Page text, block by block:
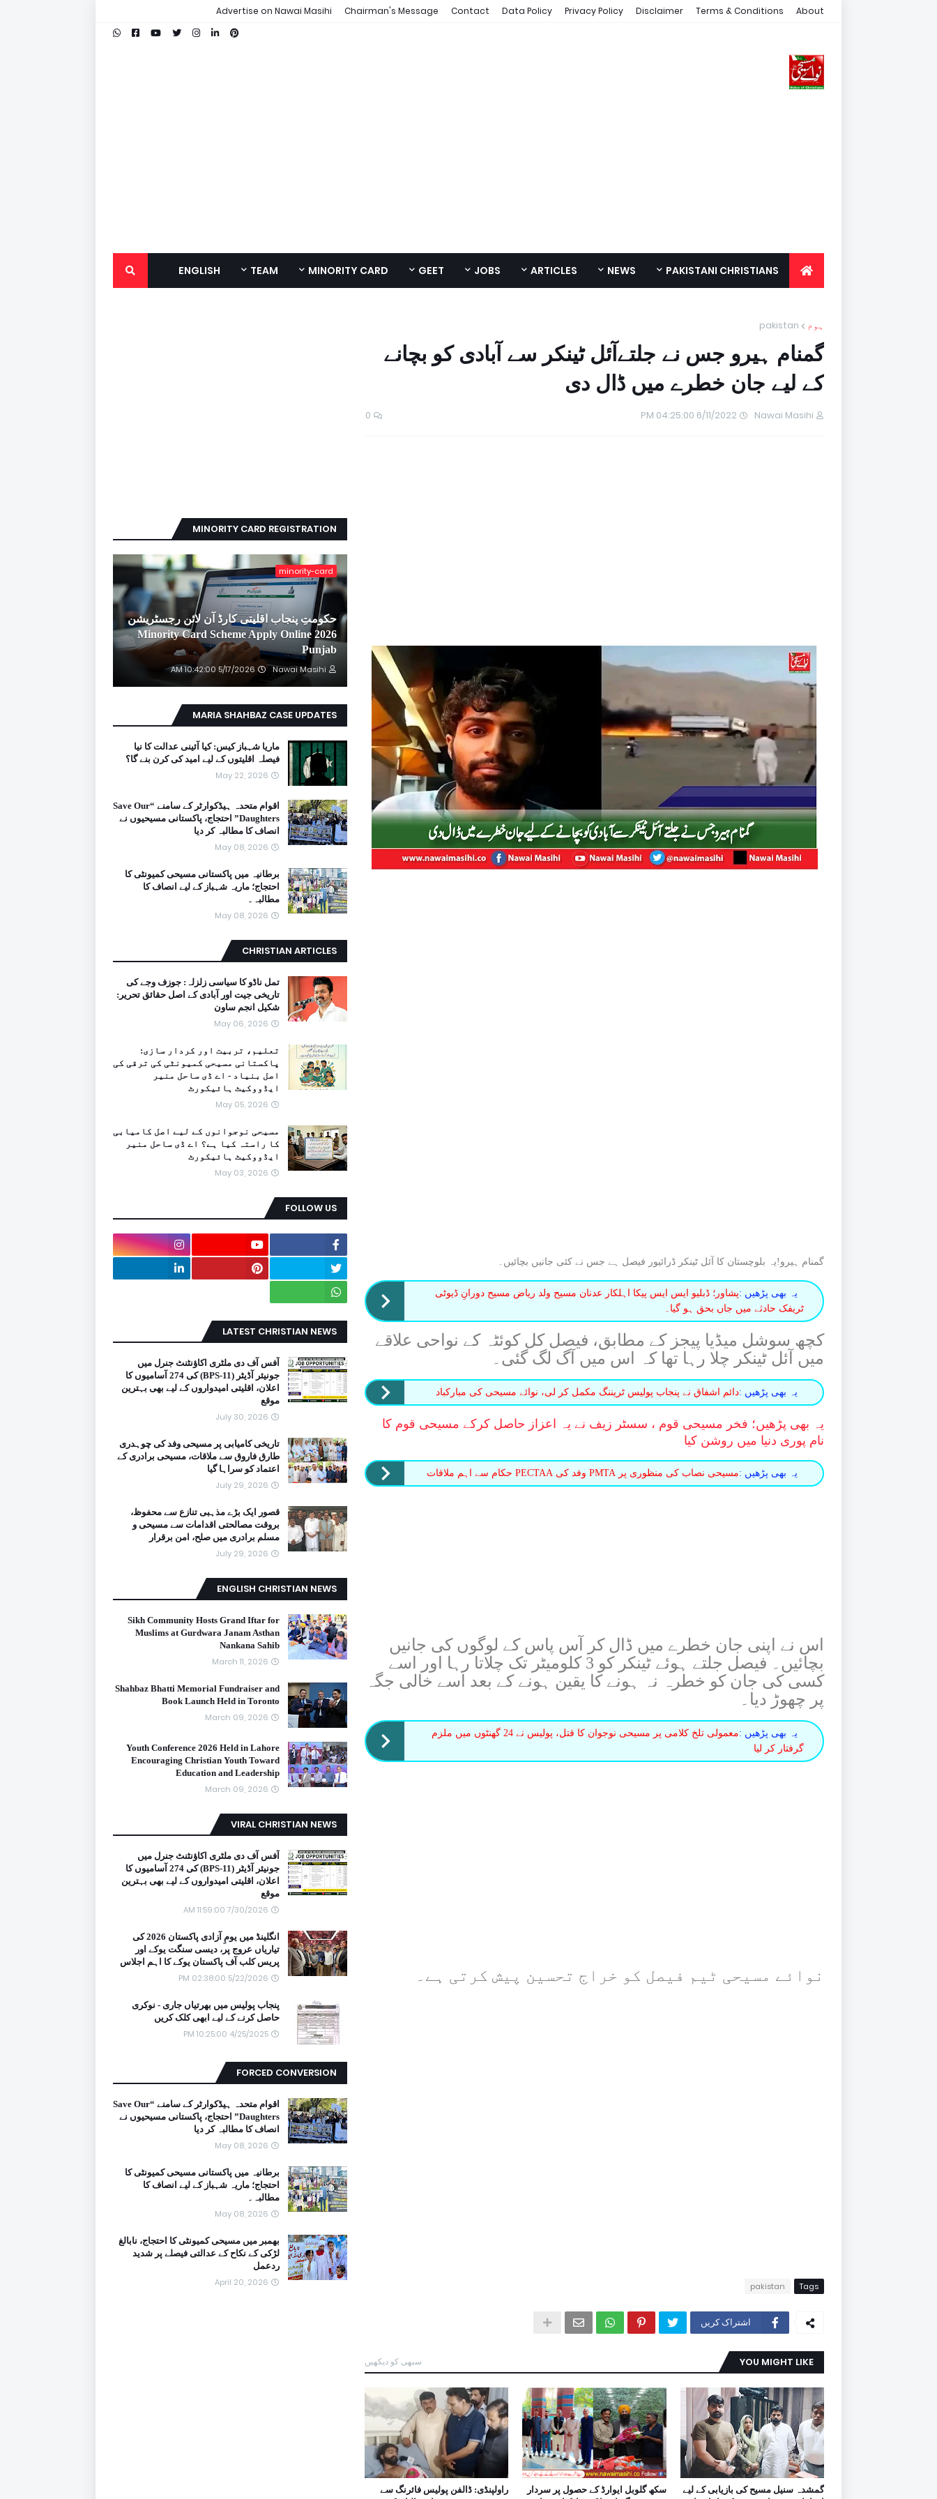
About
Terms & Conditions
Disclaimer
Privacy Policy
Data Policy
Contact
Chairman's Message
Advertise on Nawai Masihi
PAKISTANI CHRISTIANS
NEWS
ARTICLES
JOBS
GEET
MINORITY CARD
TEAM
ENGLISH
ہوم pakistan
گمنام ہیرو جس نے جلتےآئل ٹینکر سے آبادی کو بچانے
کے لیے جان خطرے میں ڈال دی
Nawai Masihi
6/11/2022 04:25:00 PM
0
گمنام ہیرو!یہ بلوچستان کا آئل ٹینکر ڈرائیور فیصل ہے جس نے کئی جانیں بچائیں۔
یہ بھی پڑھیں :پشاور؛ ڈبلیو ایس ایس پیکا اہلکار عدنان مسیح ولد ریاض مسیح دورانِ ڈیوٹی
ٹریفک حادثے میں جاں بحق ہو گیا۔
کچھ سوشل میڈیا پیجز کے مطابق، فیصل کل کوئٹہ کے نواحی علاقے
میں آئل ٹینکر چلا رہا تھا کہ اس میں آگ لگ گئی۔
یہ بھی پڑھیں :دائم اشفاق نے پنجاب پولیس ٹریننگ مکمل کر لی، نوائے مسیحی کی مبارکباد
یہ بھی پڑھیں؛ فخر مسیحی قوم ، سسٹر زیف نے یہ اعزاز حاصل کرکے مسیحی قوم کا
نام پوری دنیا میں روشن کیا
یہ بھی پڑھیں :مسیحی نصاب کی منظوری پر PMTA وفد کی PECTAA حکام سے اہم ملاقات
اس نے اپنی جان خطرے میں ڈال کر آس پاس کے لوگوں کی جانیں
بچائیں۔ فیصل جلتے ہوئے ٹینکر کو 3 کلومیٹر تک چلاتا رہا اور اسے
کسی کی جان کو خطرہ نہ ہونے کا یقین ہونے کے بعد اسے خالی جگہ
پر چھوڑ دیا۔
یہ بھی پڑھیں :
معمولی تلخ کلامی پر مسیحی نوجوان کا قتل، پولیس نے 24 گھنٹوں میں ملزم
گرفتار کر لیا
نوائے مسیحی ٹیم فیصل کو خراج تحسین پیش کرتی ہے۔
Tags
pakistan
اشتراک کریں
YOU MIGHT LIKE سبھی کو دیکھیں
گمشدہ سنیل مسیح کی بازیابی کے لیے
سکھ گلوبل ایوارڈ کے حصول پر سردار
راولپنڈی: ڈالفن پولیس فائرنگ سے
MINORITY CARD REGISTRATION
minority-card
حکومتِ پنجاب اقلیتی کارڈ آن لائن رجسٹریشن
2026 Minority Card Scheme Apply Online
Punjab
Nawai Masihi
5/17/2026 10:42:00 AM
MARIA SHAHBAZ CASE UPDATES
ماریا شہباز کیس: کیا آئینی عدالت کا نیا
فیصلہ اقلیتوں کے لیے امید کی کرن بنے گا؟
May 22, 2026
اقوام متحدہ ہیڈکوارٹر کے سامنے “Save Our
Daughters” احتجاج، پاکستانی مسیحیوں نے
انصاف کا مطالبہ کر دیا
May 08, 2026
برطانیہ میں پاکستانی مسیحی کمیونٹی کا
احتجاج؛ ماریہ شہباز کے لیے انصاف کا
مطالبہ۔
May 08, 2026
CHRISTIAN ARTICLES
تمل ناڈو کا سیاسی زلزلہ: جوزف وجے کی
تاریخی جیت اور آبادی کے اصل حقائق تحریر:
شکیل انجم ساون
May 06, 2026
تعلیم، تربیت اور کردار سازی:
پاکستانی مسیحی کمیونٹی کی ترقی کی
اصل بنیاد - اے ڈی ساحل منیر
ایڈووکیٹ ہائیکورٹ
May 05, 2026
مسیحی نوجوانوں کے لیے اصل کامیابی
کا راستہ کیا ہے؟ اے ڈی ساحل منیر
ایڈووکیٹ ہائیکورٹ
May 03, 2026
FOLLOW US
LATEST CHRISTIAN NEWS
آفس آف دی ملٹری اکاؤنٹنٹ جنرل میں
جونیئر آڈیٹر (BPS-11) کی 274 آسامیوں کا
اعلان، اقلیتی امیدواروں کے لیے بھی بہترین
موقع
July 30, 2026
تاریخی کامیابی پر مسیحی وفد کی چوہدری
طارق فاروق سے ملاقات، مسیحی برادری کے
اعتماد کو سراہا گیا
July 29, 2026
قصور ایک بڑے مذہبی تنازع سے محفوظ،
بروقت مصالحتی اقدامات سے مسیحی و
مسلم برادری میں صلح، امن برقرار
July 29, 2026
ENGLISH CHRISTIAN NEWS
Sikh Community Hosts Grand Iftar for
Muslims at Gurdwara Janam Asthan
Nankana Sahib
March 11, 2026
Shahbaz Bhatti Memorial Fundraiser and
Book Launch Held in Toronto
March 09, 2026
Youth Conference 2026 Held in Lahore
Encouraging Christian Youth Toward
Education and Leadership
March 09, 2026
VIRAL CHRISTIAN NEWS
آفس آف دی ملٹری اکاؤنٹنٹ جنرل میں
جونیئر آڈیٹر (BPS-11) کی 274 آسامیوں کا
اعلان، اقلیتی امیدواروں کے لیے بھی بہترین
موقع
7/30/2026 11:59:00 AM
انگلینڈ میں یومِ آزادی پاکستان 2026 کی
تیاریاں عروج پر، دیسی سنگت یوکے اور
پریس کلب آف پاکستان یوکے کا اہم اجلاس
5/22/2026 02:38:00 PM
پنجاب پولیس میں بھرتیاں جاری - نوکری
حاصل کرنے کے لیے ابھی کلک کریں
4/25/2025 10:25:00 PM
FORCED CONVERSION
اقوام متحدہ ہیڈکوارٹر کے سامنے “Save Our
Daughters” احتجاج، پاکستانی مسیحیوں نے
انصاف کا مطالبہ کر دیا
May 08, 2026
برطانیہ میں پاکستانی مسیحی کمیونٹی کا
احتجاج؛ ماریہ شہباز کے لیے انصاف کا
مطالبہ۔
May 08, 2026
بھمبر میں مسیحی کمیونٹی کا احتجاج، نابالغ
لڑکی کے نکاح کے عدالتی فیصلے پر شدید
ردعمل
April 20, 2026